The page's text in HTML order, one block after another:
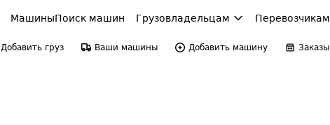
МашиныПоиск машин Грузовладельцам Перевозчикам
Добавить груз Ваши машины Добавить машину Заказы